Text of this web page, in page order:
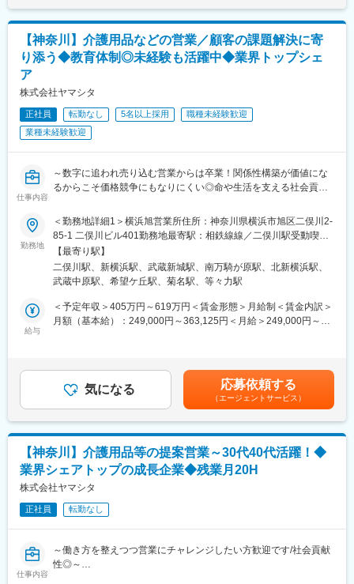
■働き方：
・基本土日祝休みかつ、休日の呼び出しはないため、オンオフの
切り替えをしながら働けます。
・エリア職（転居を伴う転勤無）／準総合職（地域内転勤有）／
たい方も安心です。
変更の範囲：会社の定める業務
■業務詳細
・既存顧客のケアマネ（約40～50名）への定期フォローを中心
・利用者宅への訪問を通じて介護用品の使用状況を確認し、ケア
・地域の居宅介護支援事業所などへ訪問し、紹介・反響を元に新
規のケアマネ（5～10名）を開拓
・年休120日以上（基本土日祝休）／残業月20H／有給消化は
60％以上
休を取得しています。
⇒チームで代理対応をするため、休日対応は発生しません。
⇒休日はPCの持ち帰りは不可、社用携帯も転送することが義務付
けられています。
■フォロー体制
＜集合研修＞入社後は全国の同期入社者と5日間の集合研修
＜ひとり立ちガイドブック＞成長支援プログラムで、所長や先輩
■評価制度
各グレードごとにスキル項目を設定。売上目標の達成率だけでは
■キャリアパス
未経験から2年でリーダー、9年で複数営業所を統括するブロック
長など、営業としてのスキルアップだけでなく、マネジメントへ
のチャレンジも可能。
変更の範囲：会社の定める業務
表記です。
【神奈川】介護用品などの営業／顧客の課題解決に寄
り添う◆教育体制◎未経験も活躍中◆業界トップシェ
ア
株式会社ヤマシタ
正社員 転勤なし 5名以上採用
職種未経験歓迎
業種未経験歓迎
仕事内容
～数字に追われ売り込む営業からは卒業！関係性構築が価値にな
るからこそ価格競争にもなりにくい◎命や生活を支える社会貢献
◇自動車ディーラーや保険営業など、他業界からの入社が7割！充
実の研修制度
◇生成AIを活用し再現性の高い営業が可能！チーム制で働きやす
く、且つ質の高いサービスを提供
◇成果とプロセスが評価される明確な評価制度あり！最大年４回
の昇進・昇格制度により、スピード感をもったキャリア形成も可
◇業界トップ級シェア！売上も右肩上がり。2030年に業界No.1に
難しく考えなくてOK！「月次目標の達成に向け、週次目標を立て
て行動をした経験」などが活かせる！
て、課題解決のための提案をお任せ。
ケアマネや実際に介護用品を使用する個人のお客様との信頼関係
を構築していただき、顧客も気づいていないニーズを発掘してい
ただきます。
生成AIを活用することで、営業活動の効率化と提案の質向上を実
現。データに基づく再現性の高い営業が可能です。
ケア→予防にシフトした提案など競合にはない取り組みも実施し
ています。
■業務詳細
勤務地
＜勤務地詳細1＞横浜旭営業所住所：神奈川県横浜市旭区二俣川2-
85-1 二俣川ビル401勤務地最寄駅：相鉄線線／二俣川駅受動喫煙
対策：屋内全面禁煙＜勤務地詳細2＞横浜港北営業所住所：神奈川
県横浜市港北区新横浜3-24-11 ユニオンビル 4F B号室勤務地最寄
駅：JR線／新横浜駅駅受動喫煙対策：屋内全面禁煙＜勤務地詳細
寄駅：JR南武線／武蔵新城駅受動喫煙対策：屋内全面禁煙変更の
範囲：会社の定める事業所
【最寄り駅】
二俣川駅、新横浜駅、武蔵新城駅、南万騎が原駅、北新横浜駅、
武蔵中原駅、希望ケ丘駅、菊名駅、等々力駅
給与
＜予定年収＞405万円～619万円＜賃金形態＞月給制＜賃金内訳＞
月額（基本給）：249,000円～363,125円＜月給＞249,000円～
万（月給36万＋賞与＋諸手当）・所長：入社5年目760万（月給44
万＋賞与＋諸手当）賃金はあくまでも目安の金額であり、選考を
通じて上下する可能性があります。月給(月額)は固定手当を含めた
表記です。
気になる 応募依頼する
（エージェントサービス）
【神奈川】介護用品等の提案営業～30代40代活躍！◆
業界シェアトップの成長企業◆残業月20H
株式会社ヤマシタ
正社員 転勤なし
仕事内容
～働き方を整えつつ営業にチャレンジしたい方歓迎です/社会貢献
性◎～